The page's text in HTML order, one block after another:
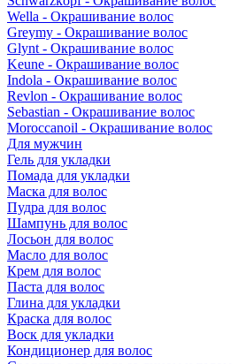
Wella - Окрашивание волос
Greymy - Окрашивание волос
Glynt - Окрашивание волос
Keune - Окрашивание волос
Indola - Окрашивание волос
Revlon - Окрашивание волос
Sebastian - Окрашивание волос
Moroccanoil - Окрашивание волос
Для мужчин
Гель для укладки
Помада для укладки
Маска для волос
Пудра для волос
Шампунь для волос
Лосьон для волос
Масло для волос
Крем для волос
Паста для волос
Глина для укладки
Краска для волос
Воск для укладки
Кондиционер для волос